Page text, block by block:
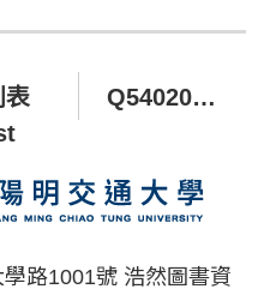
表
Q540201 施敏院士講座暨獎學金專案
路1001號 浩然圖書資